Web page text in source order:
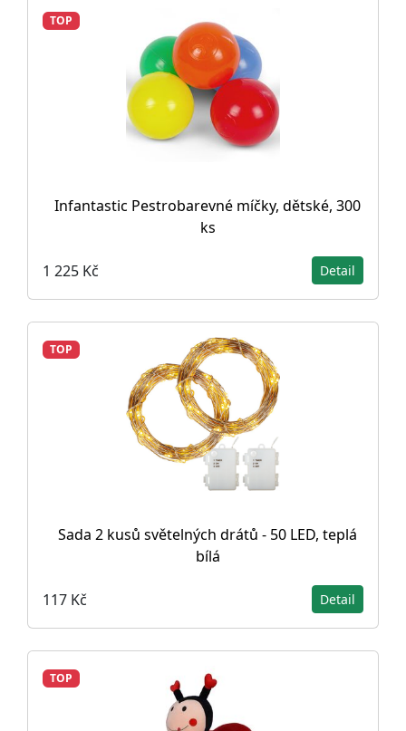
TOP
Infantastic Pestrobarevné míčky, dětské, 300
ks
1 225 Kč Detail
TOP
Sada 2 kusů světelných drátů - 50 LED, teplá
bílá
117 Kč Detail
TOP